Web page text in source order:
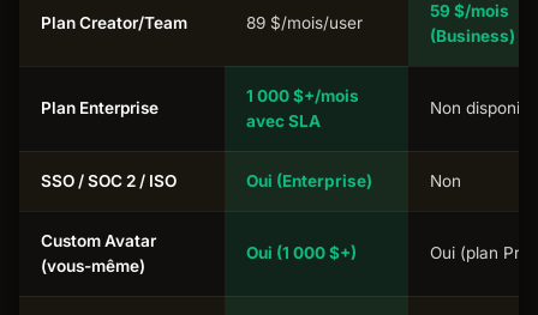
Plan Creator/Team 89 $/mois/user
59 $/mois
(Business)
Plan Enterprise
1 000 $+/mois
avec SLA
Non
SSO / SOC 2 / ISO Oui (Enterprise) Non
Custom Avatar
(vous-même)
Oui (1 000 $+) Oui (plan Pro)